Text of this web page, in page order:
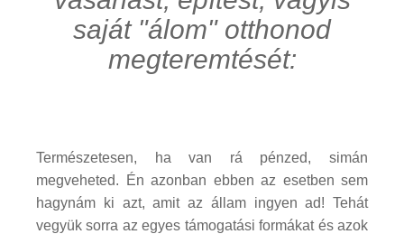
saját "álom" otthonod
megteremtését:
Természetesen, ha van rá pénzed, simán
megveheted. Én azonban ebben az esetben sem
hagynám ki azt, amit az állam ingyen ad! Tehát
vegyük sorra az egyes támogatási formákat és azok